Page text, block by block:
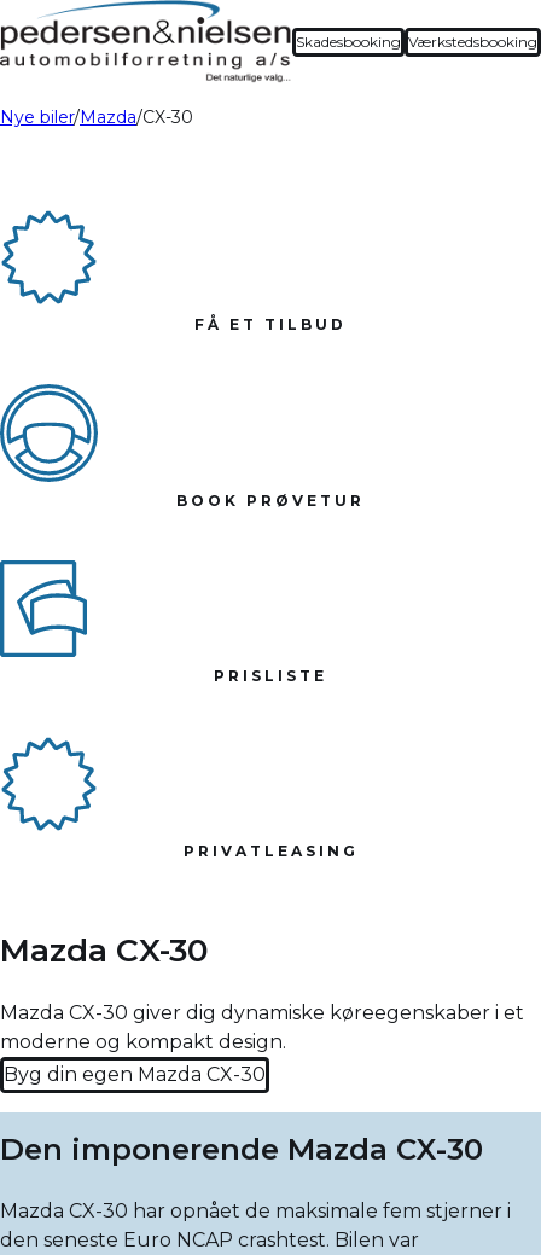
Skadesbooking Værkstedsbooking
Nye biler Mazda CX-30
FÅ ET TILBUD
BOOK PRØVETUR
PRISLISTE
PRIVATLEASING
Mazda CX-30
Mazda CX-30 giver dig dynamiske køreegenskaber i et
moderne og kompakt design.
Byg din egen Mazda CX-30
Den imponerende Mazda CX-30
Mazda CX-30 har opnået de maksimale fem stjerner i
den seneste Euro NCAP crashtest. Bilen var